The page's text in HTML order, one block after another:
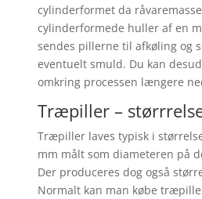
cylinderformet da
cylinderformede huller af en
sendes pillerne til afkøling og
eventuelt smuld. Du kan
omkring processen længere
Træpiller –
Træpiller laves typisk i
mm målt som diameteren på
Der produceres dog også
Normalt kan man købe